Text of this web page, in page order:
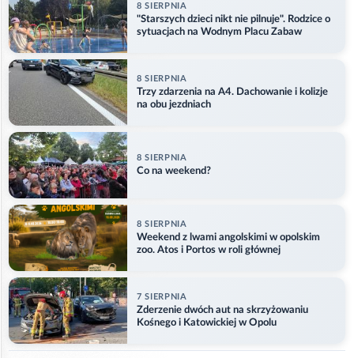
8 SIERPNIA
"Starszych dzieci nikt nie pilnuje". Rodzice o
sytuacjach na Wodnym Placu Zabaw
8 SIERPNIA
Trzy zdarzenia na A4. Dachowanie i kolizje
na obu jezdniach
8 SIERPNIA
Co na weekend?
8 SIERPNIA
Weekend z lwami angolskimi w opolskim
zoo. Atos i Portos w roli głównej
7 SIERPNIA
Zderzenie dwóch aut na skrzyżowaniu
Kośnego i Katowickiej w Opolu